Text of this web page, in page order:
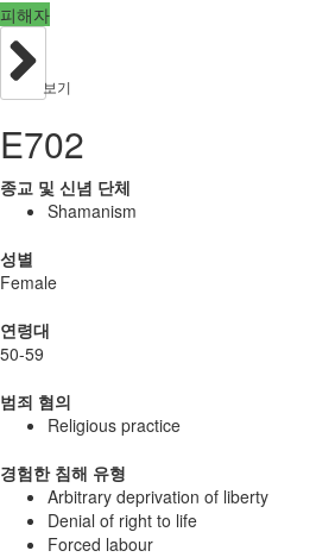
피해자
보기
E702
종교 및 신념 단체
Shamanism
성별
Female
연령대
50-59
범죄 혐의
Religious practice
경험한 침해 유형
Arbitrary deprivation of liberty
Denial of right to life
Forced labour